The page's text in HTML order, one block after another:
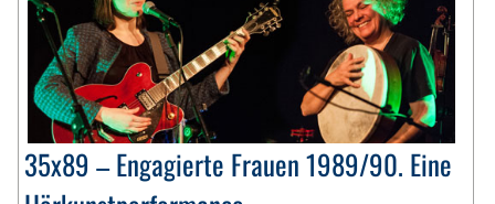
35x89 – Engagierte Frauen 1989/90. Eine